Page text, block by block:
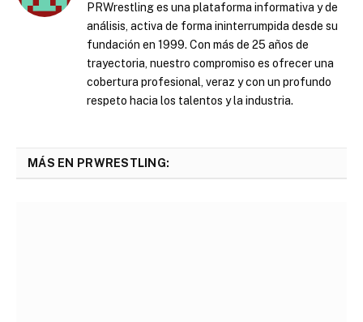
PRWrestling es una plataforma informativa y de
análisis, activa de forma ininterrumpida desde su
fundación en 1999. Con más de 25 años de
trayectoria, nuestro compromiso es ofrecer una
cobertura profesional, veraz y con un profundo
respeto hacia los talentos y la industria.
MÁS EN PRWRESTLING: